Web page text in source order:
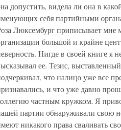
допустить, видела ли она в
себя партийными
Люксембург приписывает мне
большой и крайне
Нигде в своей книге я
ее. Тезис,
что налицо уже все
и что уже давно
частным кружком. Я
партии обнаруживали свою
никакого права сваливать